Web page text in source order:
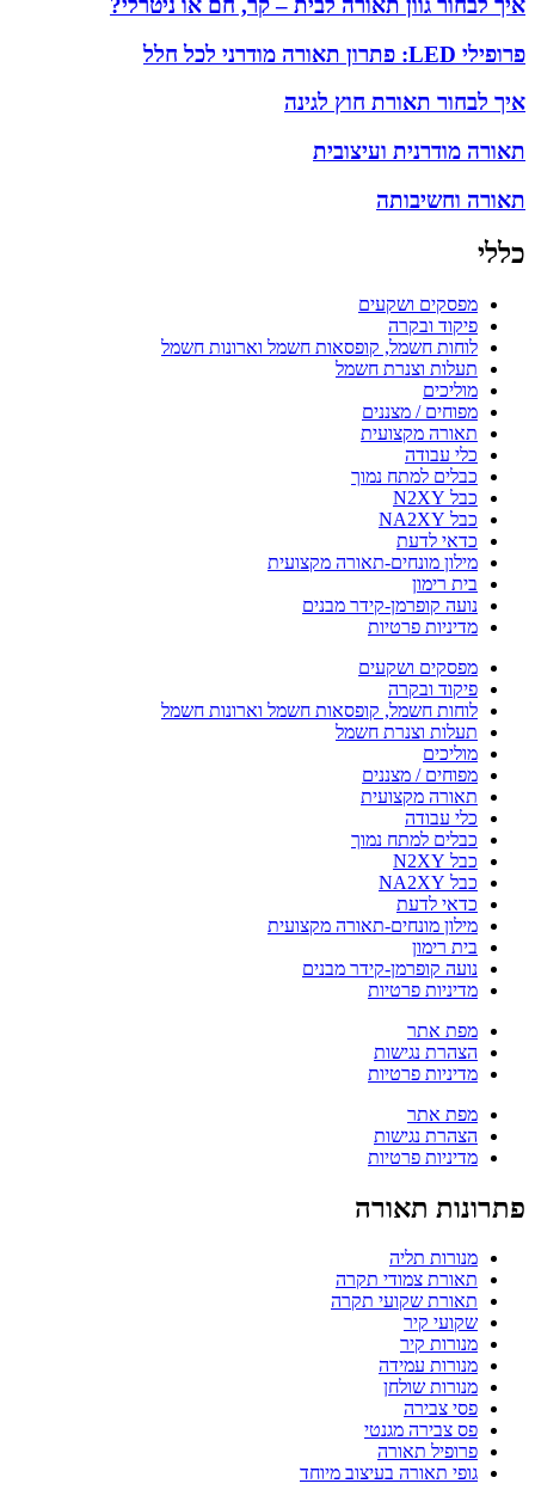
איך לבחור גוון תאורה לבית – קר, חם או ניטרלי?
פרופילי LED: פתרון תאורה מודרני לכל חלל
איך לבחור תאורת חוץ לגינה
תאורה מודרנית ועיצובית
תאורה וחשיבותה
כללי
מפסקים ושקעים
פיקוד ובקרה
לוחות חשמל, קופסאות חשמל וארונות חשמל
תעלות וצנרת חשמל
מוליכים
מפוחים / מצננים
תאורה מקצועית
כלי עבודה
כבלים למתח נמוך
כבל N2XY
כבל NA2XY
כדאי לדעת
מילון מונחים-תאורה מקצועית
בית רימון
נועה קופרמן-קידר מבנים
מדיניות פרטיות
מפסקים ושקעים
פיקוד ובקרה
לוחות חשמל, קופסאות חשמל וארונות חשמל
תעלות וצנרת חשמל
מוליכים
מפוחים / מצננים
תאורה מקצועית
כלי עבודה
כבלים למתח נמוך
כבל N2XY
כבל NA2XY
כדאי לדעת
מילון מונחים-תאורה מקצועית
בית רימון
נועה קופרמן-קידר מבנים
מדיניות פרטיות
מפת אתר
הצהרת נגישות
מדיניות פרטיות
מפת אתר
הצהרת נגישות
מדיניות פרטיות
פתרונות תאורה
מנורות תליה
תאורת צמודי תקרה
תאורת שקועי תקרה
שקועי קיר
מנורות קיר
מנורות עמידה
מנורות שולחן
פסי צבירה
פס צבירה מגנטי
פרופיל תאורה
גופי תאורה בעיצוב מיוחד